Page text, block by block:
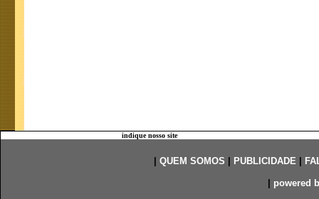
indique nosso site
QUEM SOMOS PUBLICIDADE|
powered